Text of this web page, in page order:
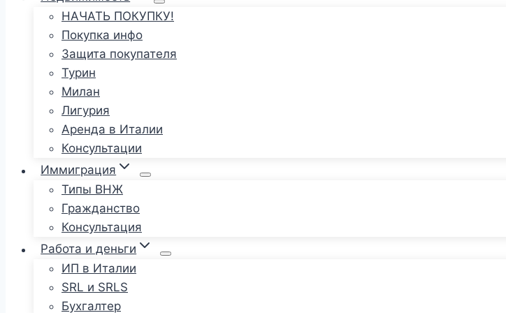
НАЧАТЬ ПОКУПКУ!
Покупка инфо
Защита покупателя
Турин
Милан
Лигурия
Аренда в Италии
Консультации
Иммиграция
Типы ВНЖ
Гражданство
Консультация
Работа и деньги
ИП в Италии
SRL и SRLS
Бухгалтер